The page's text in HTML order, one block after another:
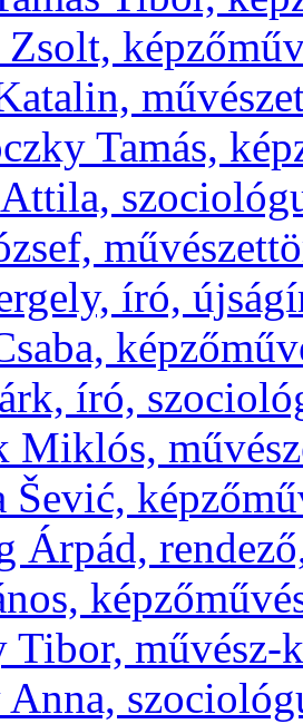
Zsolt,
Tamás,
író,
író,
Miklós,
Šević,
Árpád,
Tibor, művész-
Anna,